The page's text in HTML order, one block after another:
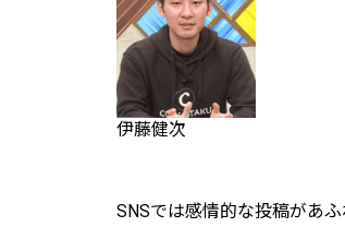
伊藤健次
SNSでは感情的な投稿があ